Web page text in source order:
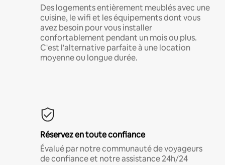
Des logements entièrement meublés avec une
cuisine, le wifi et les équipements dont vous
avez besoin pour vous installer
confortablement pendant un mois ou plus.
C'est l'alternative parfaite à une location
moyenne ou longue durée.
Réservez en toute confiance
Évalué par notre communauté de voyageurs
de confiance et notre assistance 24h/24